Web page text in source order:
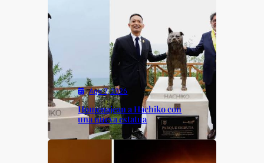
o
k
Ago 7, 2026
Homenajean a Hachiko con
una nueva estatua